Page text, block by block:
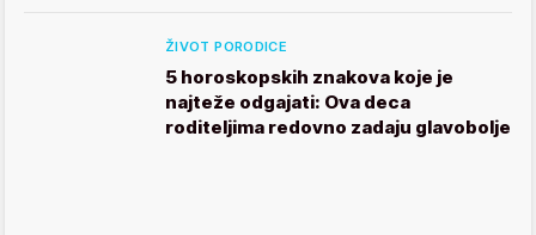
ŽIVOT PORODICE
5 horoskopskih znakova koje je
najteže odgajati: Ova deca
roditeljima redovno zadaju glavobolje